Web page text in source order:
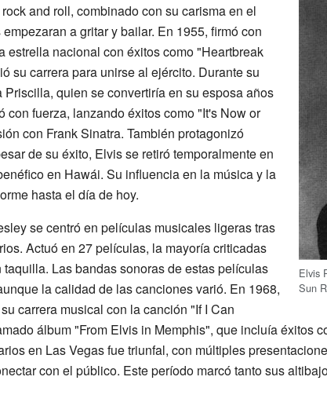
Elvis
Sun
and roll, combinado con su carisma en el
a gritar y bailar. En 1955, firmó con
estrella nacional con éxitos como "Heartbreak
su carrera para unirse al ejército. Durante su
quien se convertiría en su esposa años
con fuerza, lanzando éxitos como "It's Now or
con Frank Sinatra. También protagonizó
de su éxito, Elvis se retiró temporalmente en
en Hawái. Su influencia en la música y la
hasta el día de hoy.
se centró en películas musicales ligeras tras
Actuó en 27 películas, la mayoría criticadas
Las bandas sonoras de estas películas
la calidad de las canciones varió. En 1968,
carrera musical con la canción "If I Can
álbum "From Elvis in Memphis", que incluía éxitos
en Las Vegas fue triunfal, con múltiples
con el público. Este período marcó tanto sus